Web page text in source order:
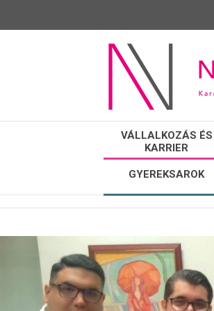
NŐI
VÁLLALKOZÁS ÉS
KARRIER
GYEREKSAROK